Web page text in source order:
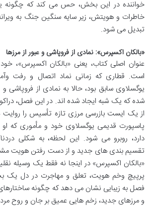
خواننده در این بخش، حس می کند که چگونه
خاطرات و هویتش، زیر سایه سنگین جنگ به
تبدیل می شود.
«بالکان اکسپرس»: نمادی از فروپاشی و عبور از مرزها
عنوان اصلی کتاب، یعنی «بالکان اکسپرس»،
است. قطاری که زمانی نماد اتصال و رفت
یوگسلاوی سابق بود، حالا به نمادی از فروپاشی و
شده که یک شبه ایجاد شده اند. در این فصل،
از یک ایست بازرسی مرزی تازه تأسیس را روایت
پاسپورت قدیمی یوگسلاوی خود و مأموری که
دارد، روبرو می شود. این لحظه، به شکلی
تقسیم بندی های جدید و از دست رفتن هویت
«بالکان اکسپرس» در اینجا نه فقط یک وسیله
پرپیچ وخم هویت، تعلق و مهاجرت در دل یک
فصل به زیبایی نشان می دهد که چگونه
و مرزهای جدید، زخم هایی عمیق بر جان و روح